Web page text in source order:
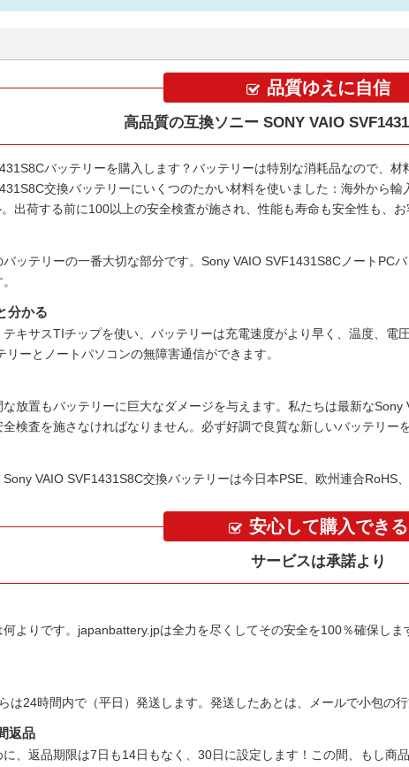
品質ゆえに自信
高品質の互換ソニー SONY VAIO
バッテリーを購入します？バッテリーは特別な消耗品なので、
交換バッテリーにいくつのたかい材料を使いました：海外から
出荷する前に100以上の安全検査が施され、性能も寿命も安全性も、
ッテリーの一番大切な部分です。 Sony VAIO SVF1431S8CノートPC
分かる
キサスTIチップを使い、バッテリーは充電速度がより早く、温度、
ーとノートパソコンの無障害通信ができます。
放置もバッテリーに巨大なダメージを与えます。私たちは最新なSony
検査を施さなければなりません。必ず好調で良質な新しいバッテリー
VAIO SVF1431S8C交換バッテリーは今日本PSE、欧州連合RoHS
安心して購入できる
サービスは承諾より
よりです。japanbattery.jpは全力を尽くしてその安全を100％確保しま
は24時間内で（平日）発送します。発送したあとは、メールで小包の行
返品
、返品期限は7日も14日もなく、30日に設定します！この間、もし